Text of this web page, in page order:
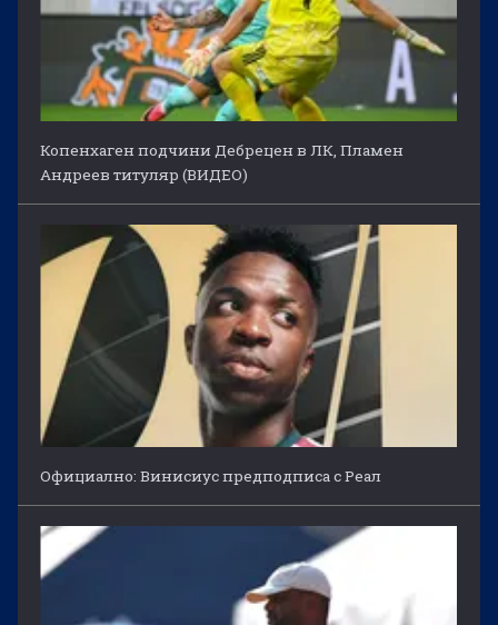
Копенхаген подчини Дебрецен в ЛК, Пламен
Андреев титуляр (ВИДЕО)
Официално: Винисиус предподписа с Реал